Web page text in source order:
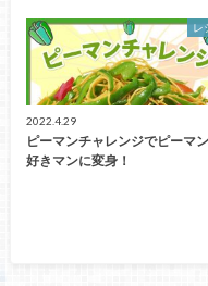
レ
2022.4.29
ピーマンチャレンジでピーマ
好きマンに変身！